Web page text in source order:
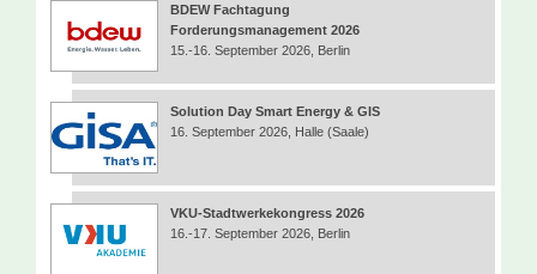
BDEW Fachtagung
Forderungsmanagement 2026
15.-16. September 2026, Berlin
Solution Day Smart Energy & GIS
16. September 2026, Halle (Saale)
VKU-Stadtwerkekongress 2026
16.-17. September 2026, Berlin